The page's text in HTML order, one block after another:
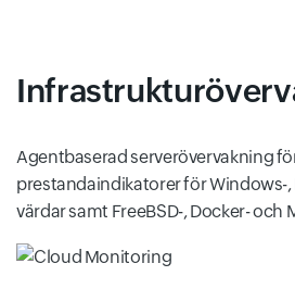
Agentbaserad serverövervakning
prestandaindikatorer för Windows-,
värdar samt FreeBSD-, Docker- och